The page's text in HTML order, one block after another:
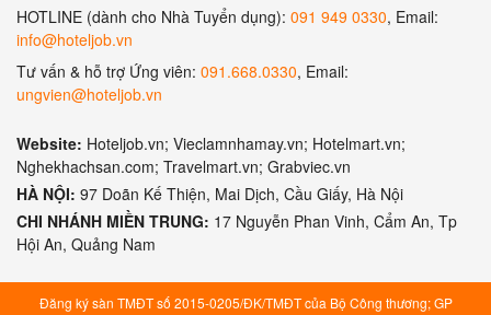
HOTLINE (dành cho Nhà Tuyển dụng): 091 949 0330, Email:
info@hoteljob.vn
Tư vấn & hỗ trợ Ứng viên: 091.668.0330, Email:
ungvien@hoteljob.vn
Website: Hoteljob.vn; Vieclamnhamay.vn; Hotelmart.vn;
Nghekhachsan.com; Travelmart.vn; Grabviec.vn
HÀ NỘI: 97 Doãn Kế Thiện, Mai Dịch, Cầu Giấy, Hà Nội
CHI NHÁNH MIỀN TRUNG: 17 Nguyễn Phan Vinh, Cẩm An, Tp
Hội An, Quảng Nam
Đăng ký sàn TMĐT số 2015-0205/ĐK/TMĐT của Bộ Công thương; GP